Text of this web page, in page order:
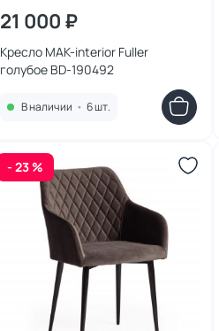
21 000 ₽
Кресло MAK-interior Fuller
голубое BD-190492
В наличии • 6 шт.
- 23 %